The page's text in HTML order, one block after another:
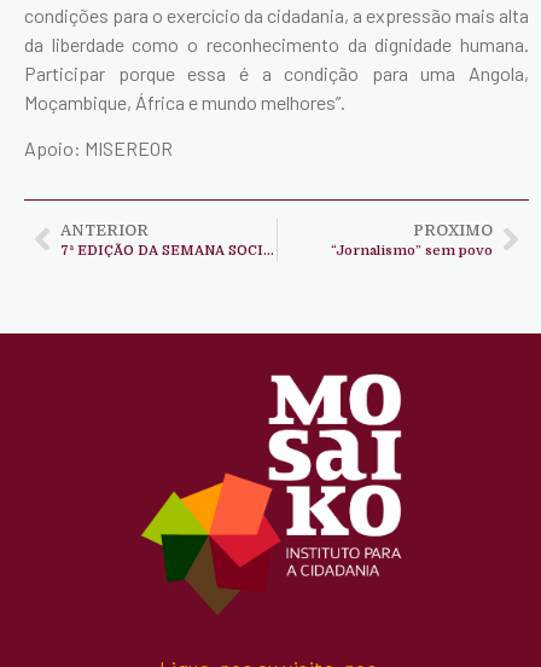
condições para o exercício da cidadania, a expressão mais alta
da liberdade como o reconhecimento da dignidade humana.
Participar porque essa é a condição para uma Angola,
Moçambique, África e mundo melhores”.
Apoio: MISEREOR
ANTERIOR
7ª EDIÇÃO DA SEMANA SOCIAL
PROXIMO
“Jornalismo” sem povo